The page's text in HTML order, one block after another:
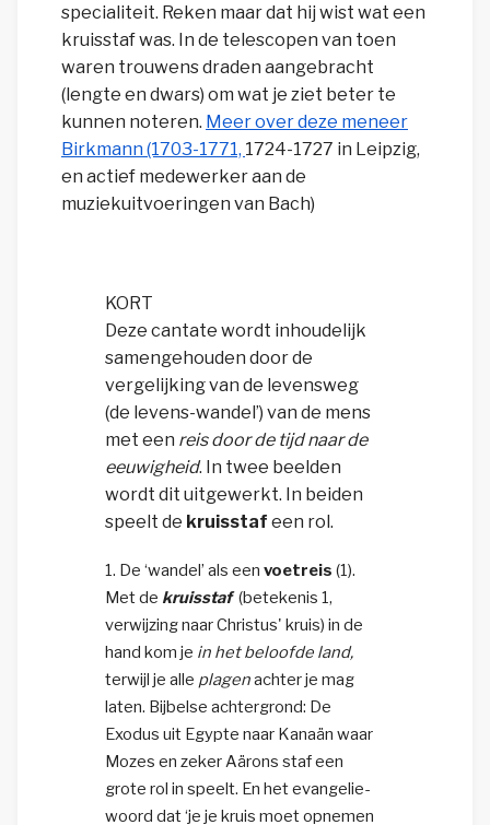
specialiteit. Reken maar dat hij wist wat een
kruisstaf was. In de telescopen van toen
waren trouwens draden aangebracht
(lengte en dwars) om wat je ziet beter te
kunnen noteren. Meer over deze meneer
Birkmann (1703-1771, 1724-1727 in Leipzig,
en actief medewerker aan de
muziekuitvoeringen van Bach)
KORT
Deze cantate wordt inhoudelijk
samengehouden door de
vergelijking van de levensweg
(de levens-wandel’) van de mens
met een reis door de tijd naar de
eeuwigheid. In twee beelden
wordt dit uitgewerkt. In beiden
speelt de kruisstaf een rol.
1. De ‘wandel’ als een voetreis (1).
Met de kruisstaf(betekenis 1,
verwijzing naar Christus' kruis) in de
hand kom je in het beloofde land,
terwijl je alle plagenachter je mag
laten. Bijbelse achtergrond: De
Exodus uit Egypte naar Kanaän waar
Mozes en zeker Aärons staf een
grote rol in speelt. En het evangelie­
woord dat ‘je je kruis moet op­nemen